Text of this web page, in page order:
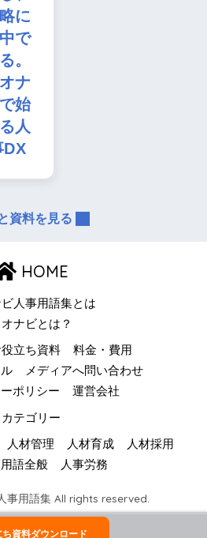
に
で
。
ナ
始
人
DX
資料を見る
HOME
人事用語集とは
オナビとは？
役立ち資料
料金・費用
メディアへ問い合わせ
ポリシー
運営会社
カテゴリー
人材管理 人材育成
人材採用
語全般
人事労務
事用語集 All rights reserved.
ち資料ダウンロード